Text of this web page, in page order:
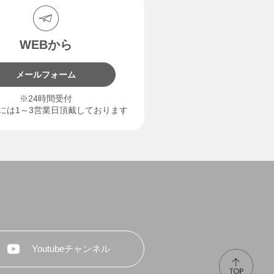
WEBから
メールフォーム
※24時間受付
は1～3営業日頂戴しております
Youtubeチャンネル